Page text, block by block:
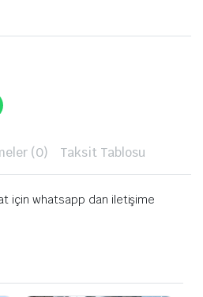
(0) Taksit Tablosu
için whatsapp dan iletişime